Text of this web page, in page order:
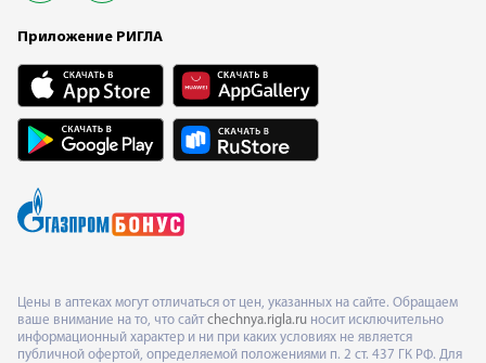
Приложение РИГЛА
Цены в аптеках могут отличаться от цен, указанных на сайте. Обращаем
ваше внимание на то, что сайт chechnya.rigla.ru носит исключительно
информационный характер и ни при каких условиях не является
публичной офертой, определяемой положениями п. 2 ст. 437 ГК РФ. Для